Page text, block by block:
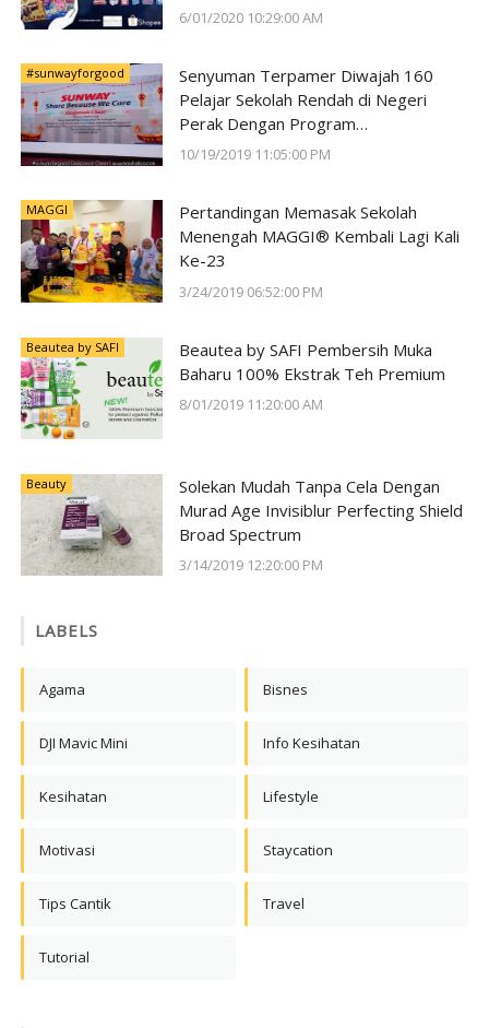
6/01/2020 10:29:00 AM
#sunwayforgood
Senyuman Terpamer Diwajah 160
Pelajar Sekolah Rendah di Negeri
Perak Dengan Program
#SunwayForGood Deepavali Cheer di
10/19/2019 11:05:00 PM
MAGGI
Pertandingan Memasak Sekolah
Menengah MAGGI® Kembali Lagi Kali
Ke-23
3/24/2019 06:52:00 PM
Beautea by SAFI
Beautea by SAFI Pembersih Muka
Baharu 100% Ekstrak Teh Premium
8/01/2019 11:20:00 AM
Beauty
Solekan Mudah Tanpa Cela Dengan
Murad Age Invisiblur Perfecting Shield
Broad Spectrum
3/14/2019 12:20:00 PM
LABELS
Agama Bisnes
DJI Mavic Mini Info Kesihatan
Kesihatan Lifestyle
Motivasi Staycation
Tips Cantik Travel
Tutorial